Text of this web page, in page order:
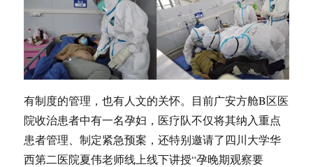
有制度的管理，也有人文的关怀。目前广安方舱B区医
院收治患者中有一名孕妇，医疗队不仅将其纳入重点
患者管理、制定紧急预案，还特别邀请了四川大学华
西第二医院夏伟老师线上线下讲授“孕晚期观察要